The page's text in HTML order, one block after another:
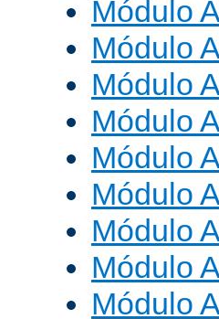
Módulo
Módulo
Módulo
Módulo
Módulo
Módulo
Módulo
Módulo
Módulo